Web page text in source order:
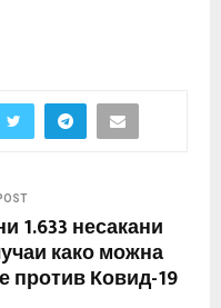
1.633 несакани
како можна
против Ковид-19